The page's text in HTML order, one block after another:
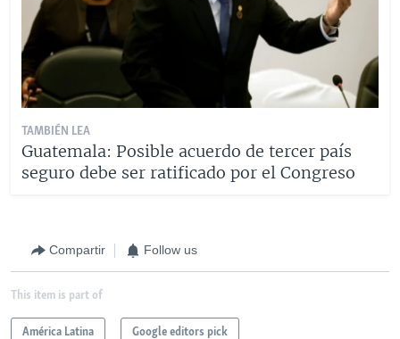
TAMBIÉN LEA
Guatemala: Posible acuerdo de tercer país
seguro debe ser ratificado por el Congreso
Compartir Follow us
This item is part of
América Latina Google editors pick